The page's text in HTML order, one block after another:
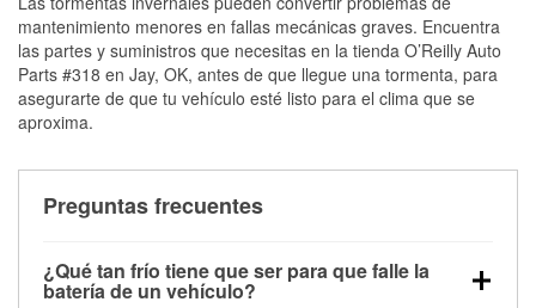
mantenimiento menores en fallas mecánicas graves. Encuentra
las partes y suministros que necesitas en la tienda O’Reilly Auto
Parts #318 en Jay, OK, antes de que llegue una tormenta, para
asegurarte de que tu vehículo esté listo para el clima que se
aproxima.
Preguntas frecuentes
¿Qué tan frío tiene que ser para que falle la
batería de un vehículo?